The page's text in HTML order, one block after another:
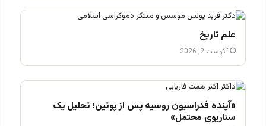
علم تاریخ
آگوست 2, 2026
«آینده فدراسیون روسیه پس از پوتین؛ تحلیل یک
سناریوی محتمل»